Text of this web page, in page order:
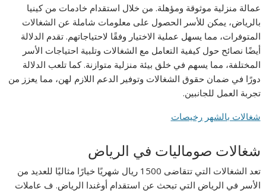
عمالة منزلية موثوقة ومؤهلة. من خلال استقدام خادمات من كينيا
بالرياض، يمكن للأسر الحصول على معلومات شاملة عن الشغالات
المتوفرات، مما يسهل عملية الاختيار وفقًا لاحتياجاتهم. تقدم الدلالة
أيضًا نصائح حول كيفية التعامل مع الشغالات وتلبية احتياجات الأسر
المختلفة، مما يسهم في خلق بيئة منزلية متوازنة. كما تلعب الدلالة
دورًا في ضمان حقوق الشغالات وتوفير الدعم اللازم لهن، مما يعزز من
تجربة العمل للجانبين.
شغالات بالشهر رخيصات
شغالات صوماليات في الرياض
تعد الشغالات التي تتقاضى 1500 ريال شهريًا خيارًا مثاليًا للعديد من
الأسر في الرياض التي تبحث عن استقدام أوغندا الرياض. ف عاملات